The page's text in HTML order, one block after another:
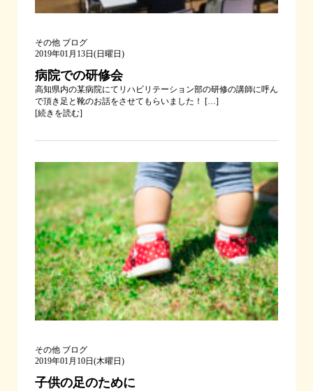
その他 ブログ
2019年01月13日(日曜日)
病院での研修会
高知県内の某病院にてリハビリテーション部の研修の講師に呼ん
で頂き足と靴のお話をさせてもらいました！ […]
[続きを読む]
その他 ブログ
2019年01月10日(木曜日)
子供の足のために